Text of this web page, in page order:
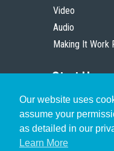
Our website uses
assume your
as detailed in our
Learn More
Video
Audio
Making It Work
Start Here
Christian Who
Pastor
Scholar